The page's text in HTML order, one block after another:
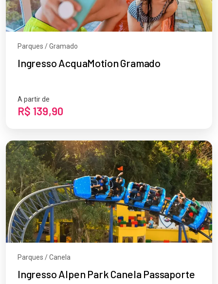
Parques / Gramado
Ingresso AcquaMotion Gramado
A partir de
R$ 139,90
Parques / Canela
Ingresso Alpen Park Canela Passaporte